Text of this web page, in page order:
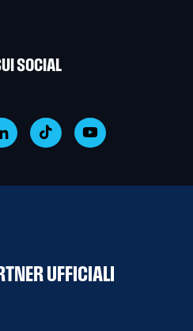
SOCIAL
UFFICIALI